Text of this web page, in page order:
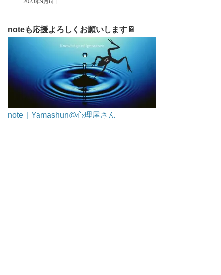
2023年9月6日
noteも応援よろしくお願いします📔
note｜Yamashun@心理屋さん